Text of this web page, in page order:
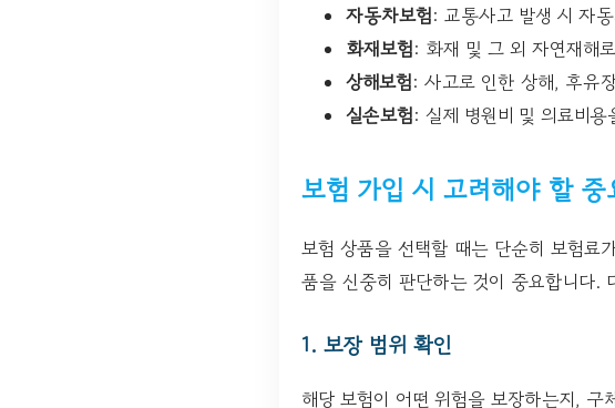
자동차보험: 교통사고 발생 시 자
화재보험: 화재 및 그 외 자연재해
상해보험: 사고로 인한 상해, 후유
실손보험: 실제 병원비 및 의료비
보험 가입 시 고려해야 할
보험 상품을 선택할 때는 단순히 보험료
품을 신중히 판단하는 것이 중요합니다.
1. 보장 범위 확인
해당 보험이 어떤 위험을 보장하는지,